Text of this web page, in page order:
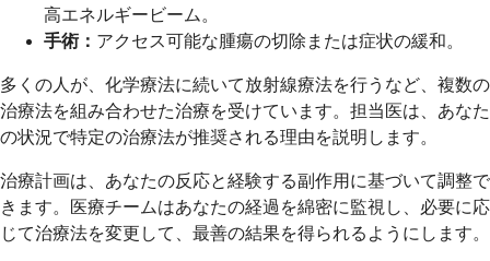
高エネルギービーム。
手術： アクセス可能な腫瘍の切除または症状の緩和。
多くの人が、化学療法に続いて放射線療法を行うなど、複数の
治療法を組み合わせた治療を受けています。担当医は、あなた
の状況で特定の治療法が推奨される理由を説明します。
治療計画は、あなたの反応と経験する副作用に基づいて調整で
きます。医療チームはあなたの経過を綿密に監視し、必要に応
じて治療法を変更して、最善の結果を得られるようにします。